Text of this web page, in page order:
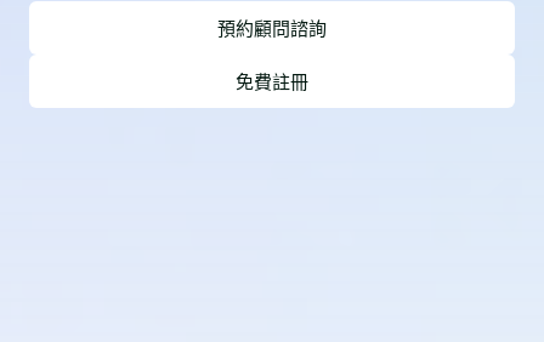
預約顧問諮詢
免費註冊